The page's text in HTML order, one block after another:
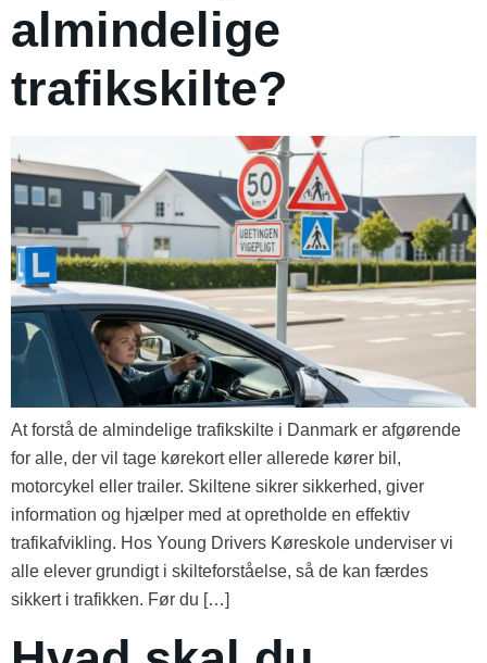
almindelige
trafikskilte?
At forstå de almindelige trafikskilte i Danmark er afgørende
for alle, der vil tage kørekort eller allerede kører bil,
motorcykel eller trailer. Skiltene sikrer sikkerhed, giver
information og hjælper med at opretholde en effektiv
trafikafvikling. Hos Young Drivers Køreskole underviser vi
alle elever grundigt i skilteforståelse, så de kan færdes
sikkert i trafikken. Før du […]